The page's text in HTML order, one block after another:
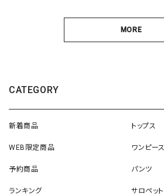
MORE
CATEGORY
新着商品
WEB限定商品
予約商品
ランキング
トップス
ワンピー
パンツ
サロペッ